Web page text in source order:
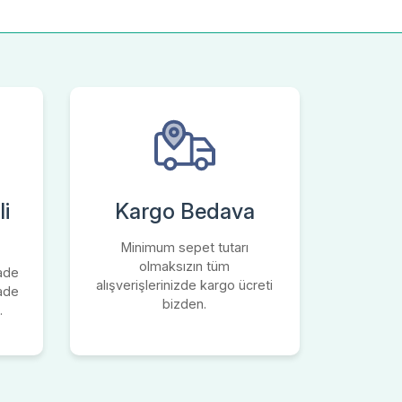
Kargo Bedava
Minimum sepet tutarı
olmaksızın tüm
alışverişlerinizde kargo ücreti
bizden.